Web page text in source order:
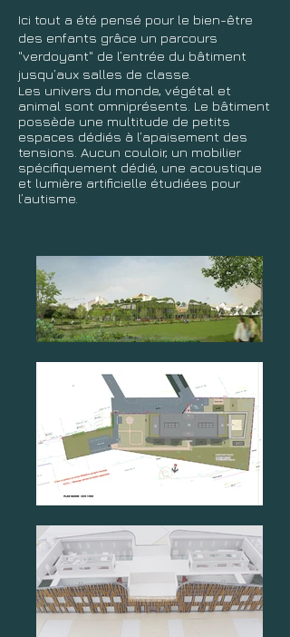
Ici tout a été pensé pour le bien-être
des enfants grâce un parcours
"verdoyant" de l’entrée du bâtiment
jusqu’aux salles de classe.
Les univers du monde, végétal et
animal sont omniprésents. Le bâtiment
possède une multitude de petits
espaces dédiés à l’apaisement des
tensions. Aucun couloir, un mobilier
spécifiquement dédié, une acoustique
et lumière artificielle étudiées pour
l’autisme.